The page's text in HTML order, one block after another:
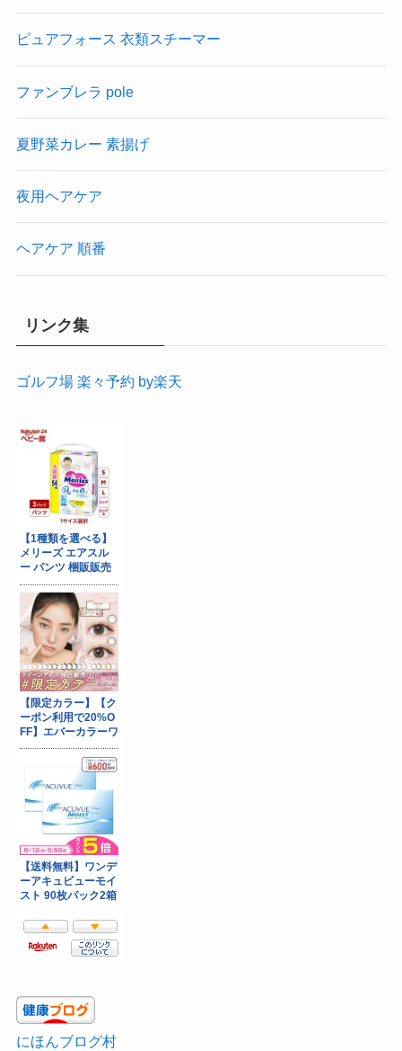
ピュアフォース 衣類スチーマー
ファンブレラ pole
夏野菜カレー 素揚げ
夜用ヘアケア
ヘアケア 順番
リンク集
ゴルフ場 楽々予約 by楽天
にほんブログ村